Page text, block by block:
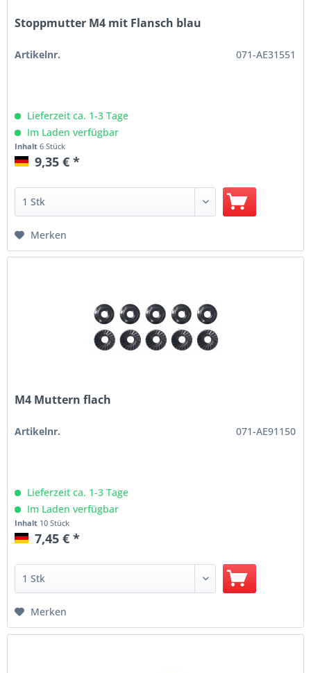
Stoppmutter M4 mit Flansch blau
Artikelnr. 071-AE31551
Lieferzeit ca. 1-3 Tage
Im Laden verfügbar
Inhalt6 Stück
9,35 € *
Merken
M4 Muttern flach
Artikelnr. 071-AE91150
Lieferzeit ca. 1-3 Tage
Im Laden verfügbar
Inhalt 10 Stück
7,45 € *
Merken